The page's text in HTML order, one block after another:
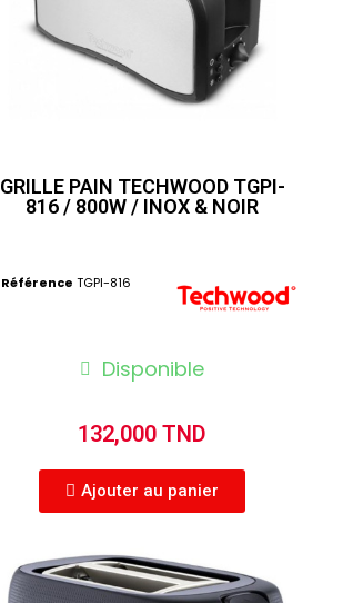
GRILLE PAIN TECHWOOD TGPI-
816 / 800W / INOX & NOIR
Référence TGPI-816
Disponible
132,000 TND
Ajouter au panier